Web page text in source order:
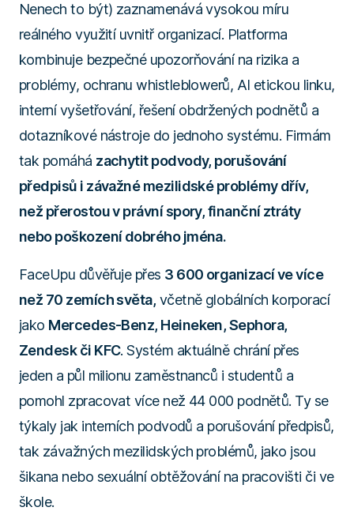
Nenech to být) zaznamenává vysokou míru
reálného využití uvnitř organizací. Platforma
kombinuje bezpečné upozorňování na rizika a
problémy, ochranu whistleblowerů, AI etickou linku,
interní vyšetřování, řešení obdržených podnětů a
dotazníkové nástroje do jednoho systému. Firmám
tak pomáhá zachytit podvody, porušování
předpisů i závažné mezilidské problémy dřív,
než přerostou v právní spory, finanční ztráty
nebo poškození dobrého jména.
FaceUpu důvěřuje přes 3 600 organizací ve více
než 70 zemích světa, včetně globálních korporací
jako Mercedes-Benz, Heineken, Sephora,
Zendesk či KFC. Systém aktuálně chrání přes
jeden a půl milionu zaměstnanců i studentů a
pomohl zpracovat více než 44 000 podnětů. Ty se
týkaly jak interních podvodů a porušování předpisů,
tak závažných mezilidských problémů, jako jsou
šikana nebo sexuální obtěžování na pracovišti či ve
škole.